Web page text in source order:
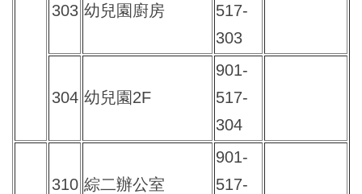
303 幼兒園廚房
517-
303
304 幼兒園2F
901-
517-
304
310 綜二辦公室
901-
517-